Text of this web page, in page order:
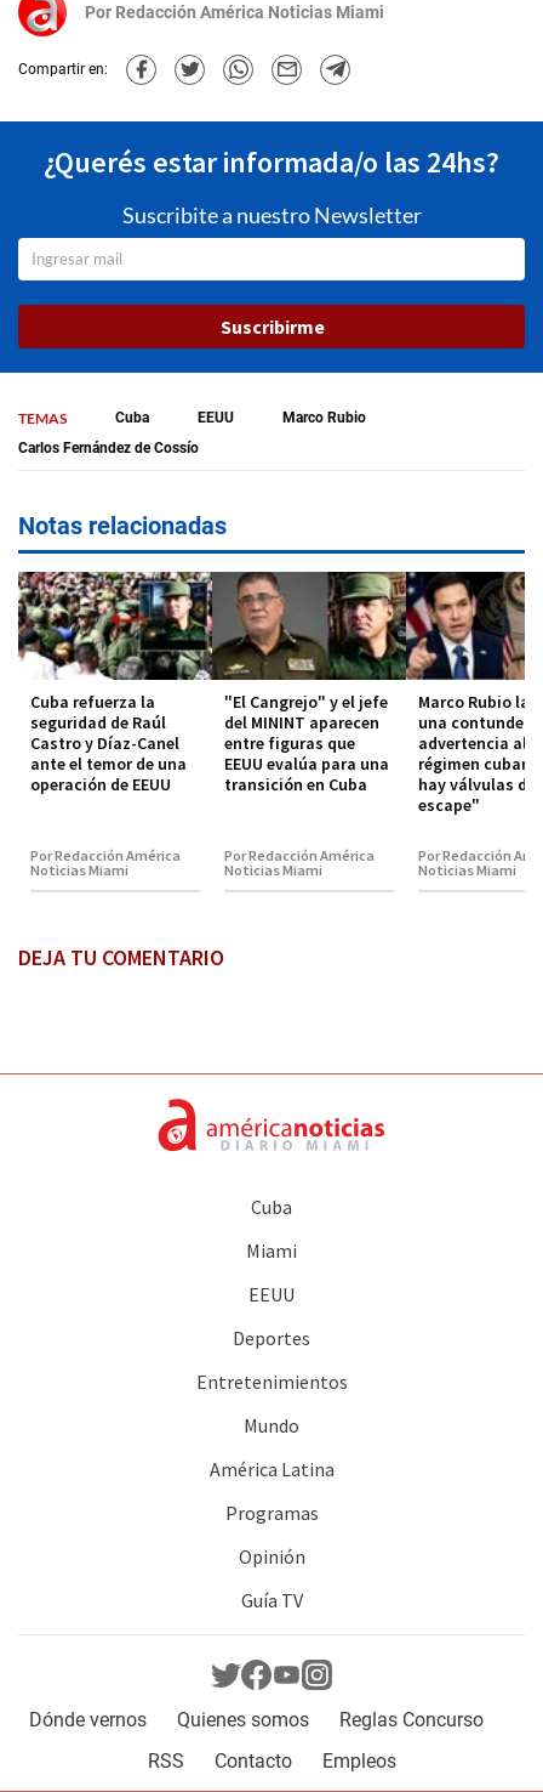
Por Redacción América Noticias Miami
Compartir en:
¿Querés estar informada/o las 24hs?
Suscribite a nuestro Newsletter
Suscribirme
TEMAS Cuba EEUU
Marco Rubio
Carlos Fernández de Cossío
Notas relacionadas
Cuba refuerza la
seguridad de Raúl
Castro y Díaz-Canel
ante el temor de una
operación de EEUU
Por Redacción América
Noticias Miami
"El Cangrejo" y el jefe
del MININT aparecen
entre figuras que
EEUU evalúa para una
transición en Cuba
Por Redacción América
Noticias Miami
Marco Rubio
una
advertencia al
régimen
hay válvulas de
escape"
Por Redacción
Noticias Miami
DEJA TU COMENTARIO
Cuba
Miami
EEUU
Deportes
Entretenimientos
Mundo
América Latina
Programas
Opinión
Guía TV
Dónde vernos Quienes somos
Reglas Concurso
RSS
Contacto Empleos